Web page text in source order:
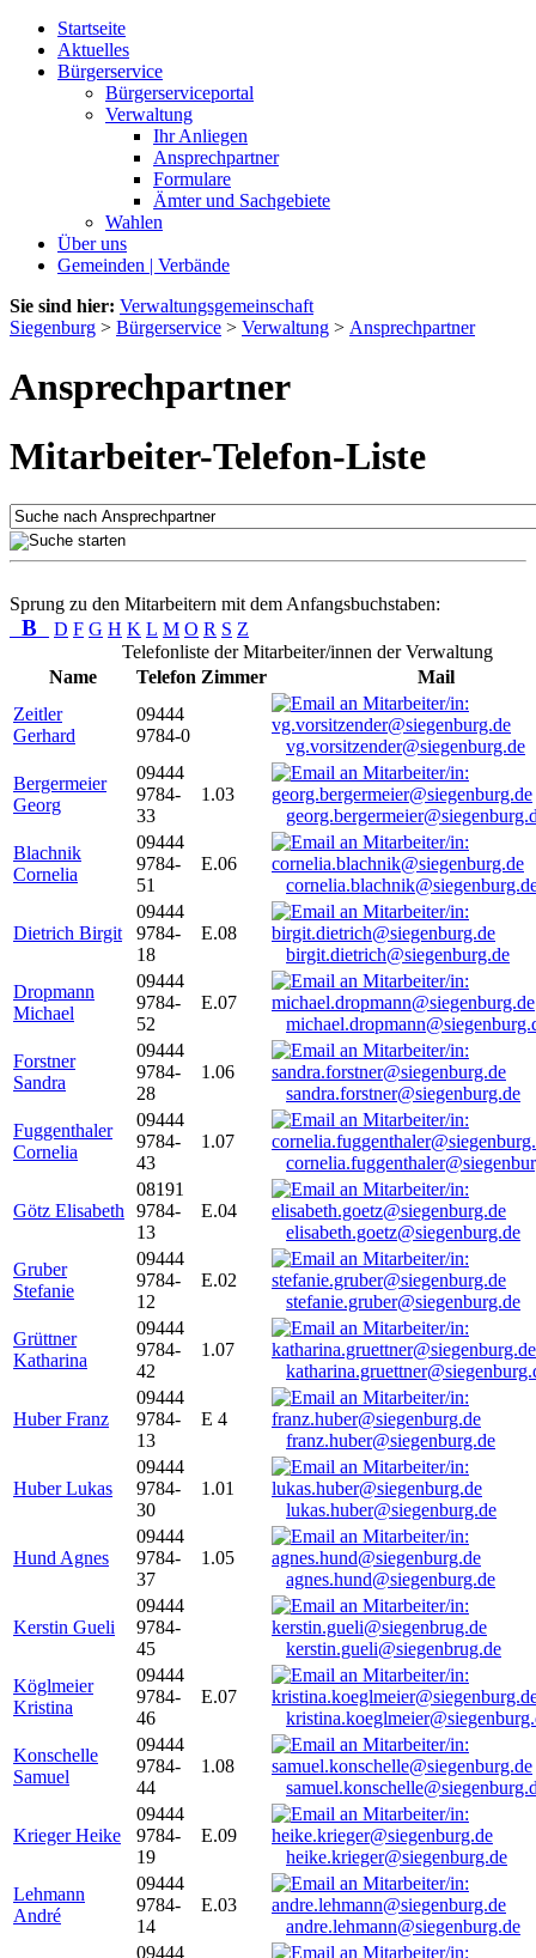
Startseite
Aktuelles
Bürgerservice
Bürgerserviceportal
Verwaltung
Ihr Anliegen
Ansprechpartner
Formulare
Ämter und Sachgebiete
Wahlen
Über uns
Gemeinden | Verbände
Sie sind hier: Verwaltungsgemeinschaft
Siegenburg > Bürgerservice > Verwaltung > Ansprechpartner
Ansprechpartner
Mitarbeiter-Telefon-Liste
Sprung zu den Mitarbeitern mit dem Anfangsbuchstaben:
B D F G H K L M O R S Z
Telefonliste der Mitarbeiter/innen der Verwaltung
Name
Telefon Zimmer
Mail
Zeitler
Gerhard
09444
9784-0
vg.vorsitzender@siegenburg.de
Bergermeier
Georg
09444
9784-
33
1.03
Blachnik
Cornelia
09444
9784-
51
E.06
Dietrich Birgit
09444
9784-
18
E.08
birgit.dietrich@siegenburg.de
Dropmann
Michael
09444
9784-
52
E.07
Forstner
Sandra
09444
9784-
28
1.06
sandra.forstner@siegenburg.de
Fuggenthaler
Cornelia
09444
9784-
43
1.07
Götz Elisabeth
08191
9784-
13
E.04
elisabeth.goetz@siegenburg.de
Gruber
Stefanie
09444
9784-
12
E.02
stefanie.gruber@siegenburg.de
Grüttner
Katharina
09444
9784-
42
1.07
Huber Franz
09444
9784-
13
E 4
franz.huber@siegenburg.de
Huber Lukas
09444
9784-
30
1.01
lukas.huber@siegenburg.de
Hund Agnes
09444
9784-
37
1.05
agnes.hund@siegenburg.de
Kerstin Gueli
09444
9784-
45
kerstin.gueli@siegenbrug.de
Köglmeier
Kristina
09444
9784-
46
E.07
Konschelle
Samuel
09444
9784-
44
1.08
Krieger Heike
09444
9784-
19
E.09
heike.krieger@siegenburg.de
Lehmann
André
09444
9784-
14
E.03
andre.lehmann@siegenburg.de
09444